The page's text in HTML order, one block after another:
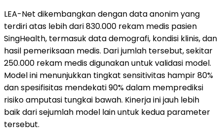
LEA-Net dikembangkan dengan data anonim yang
terdiri atas lebih dari 830.000 rekam medis pasien
SingHealth, termasuk data demografi, kondisi klinis, dan
hasil pemeriksaan medis. Dari jumlah tersebut, sekitar
250.000 rekam medis digunakan untuk validasi model.
Model ini menunjukkan tingkat sensitivitas hampir 80%
dan spesifisitas mendekati 90% dalam memprediksi
risiko amputasi tungkai bawah. Kinerja ini jauh lebih
baik dari sejumlah model lain untuk kedua parameter
tersebut.